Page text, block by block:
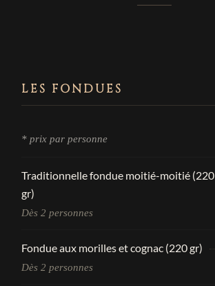
LES FONDUES
* prix par personne
Traditionnelle fondue moitié-moitié (220
gr)
Dès 2 personnes
Fondue aux morilles et cognac (220 gr)
Dès 2 personnes